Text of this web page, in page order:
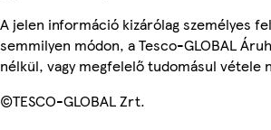
A jelen információ kizárólag személyes
semmilyen módon, a Tesco-GLOBAL
nélkül, vagy megfelelő tudomásul vétele
©TESCO-GLOBAL Zrt.